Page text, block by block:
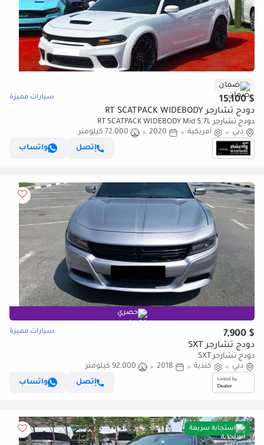
ضمان
$ 15,100 سيارات مميزة
دودج تشارجر RT SCATPACK WIDEBODY
دودج تشارجر RT SCATPACK WIDEBODY Mid 5.7L
دبي
أمريكية 2020
72,000 كيلومتر
إتصل
واتساب
حصري
$ 7,900 سيارات مميزة
دودج تشارجر SXT
دودج تشارجر SXT
دبي
كندية 2018
92,000 كيلومتر
إتصل
واتساب
استجابة سريعة